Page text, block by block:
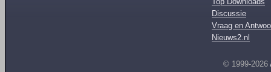
Discussie
Vraag en
Nieuws2.nl
© 1999-2026